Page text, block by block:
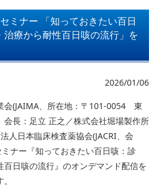
しと産業のフロンティア
ミナー 「知っておきたい百日
療から耐性百日咳の流行」を
2026/01/06
会(JAIMA、所在地：〒101-0054 東
長：足立 正之／株式会社堀場製作所
人日本臨床検査薬協会(JACRI、会
ナー『知っておきたい百日咳：診
日咳の流行』のオンデマンド配信を